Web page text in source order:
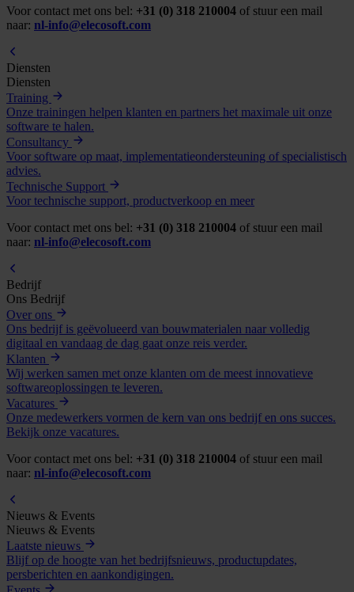
Voor contact met ons bel: +31 (0) 318 210004 of stuur een mail
naar: nl-info@elecosoft.com
Diensten
Diensten
Training
Onze trainingen helpen klanten en partners het maximale uit onze
software te halen.
Consultancy
Voor software op maat, implementatieondersteuning of specialistisch
advies.
Technische Support
Voor technische support, productverkoop en meer
Voor contact met ons bel: +31 (0) 318 210004 of stuur een mail
naar: nl-info@elecosoft.com
Bedrijf
Ons Bedrijf
Over ons
Ons bedrijf is geëvolueerd van bouwmaterialen naar volledig
digitaal en vandaag de dag gaat onze reis verder.
Klanten
Wij werken samen met onze klanten om de meest innovatieve
softwareoplossingen te leveren.
Vacatures
Onze medewerkers vormen de kern van ons bedrijf en ons succes.
Bekijk onze vacatures.
Voor contact met ons bel: +31 (0) 318 210004 of stuur een mail
naar: nl-info@elecosoft.com
Nieuws & Events
Nieuws & Events
Laatste nieuws
Blijf op de hoogte van het bedrijfsnieuws, productupdates,
persberichten en aankondigingen.